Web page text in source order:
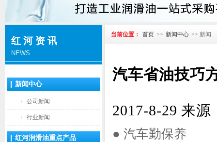
红河资讯
NEWS
新闻中心
公司新闻
行业新闻
红河润滑油重点产品
当前位置： 首页 >> 新闻中心 >> 新闻
汽车省油技巧
2017-8-29 来
● 汽车勤保养